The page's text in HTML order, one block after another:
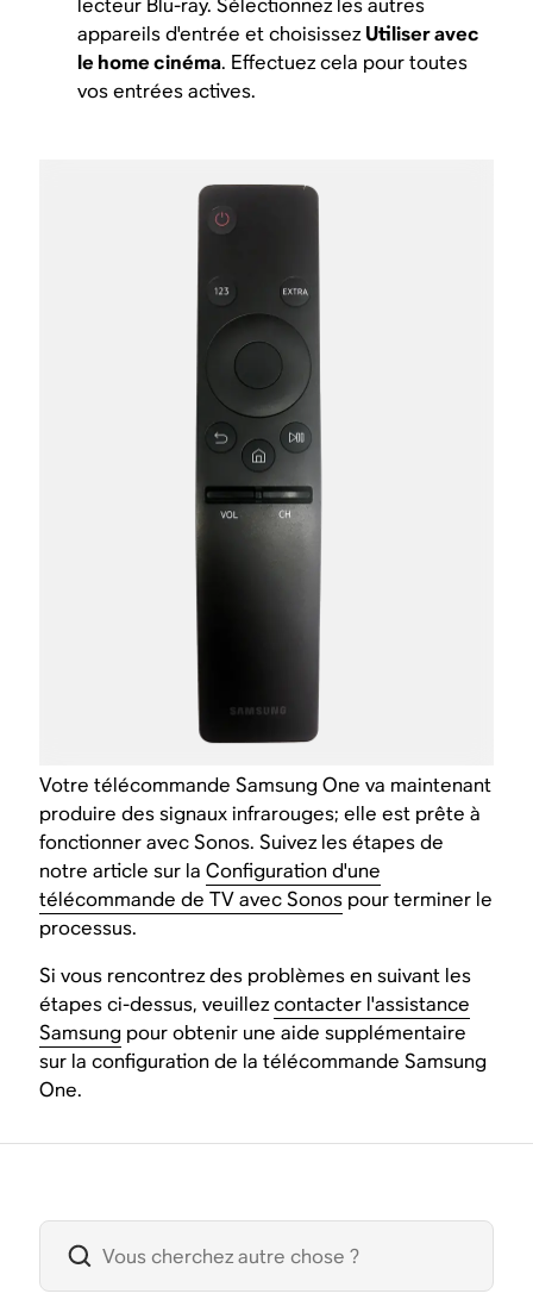
lecteur Blu-ray. Sélectionnez les autres
appareils d'entrée et choisissezUtiliser avec
le home cinéma. Effectuez cela pour toutes
vos entrées actives.
Votre télécommande Samsung One va maintenant
produire des signaux infrarouges; elle est prête à
fonctionner avec Sonos. Suivez les étapes de
notre article sur laConfiguration d'une
télécommande de TV avec Sonos pour terminer le
processus.
Si vous rencontrez des problèmes en suivant les
étapes ci-dessus, veuillezcontacter l'assistance
Samsung pour obtenir une aide supplémentaire
sur la configuration de la télécommande Samsung
One.